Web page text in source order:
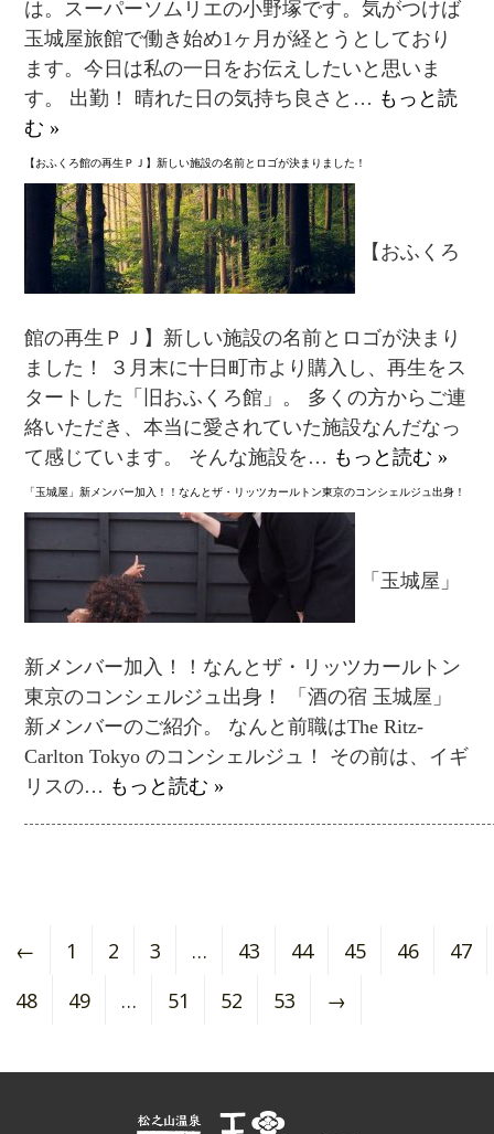
は。スーパーソムリエの小野塚です。気がつけば
玉城屋旅館で働き始め1ヶ月が経とうとしており
ます。今日は私の一日をお伝えしたいと思いま
す。 出勤！ 晴れた日の気持ち良さと… もっと読
む »
【おふくろ館の再生ＰＪ】新しい施設の名前とロゴが決まりました！
【おふくろ
館の再生ＰＪ】新しい施設の名前とロゴが決まり
ました！ ３月末に十日町市より購入し、再生をス
タートした「旧おふくろ館」。 多くの方からご連
絡いただき、本当に愛されていた施設なんだなっ
て感じています。 そんな施設を… もっと読む »
「玉城屋」新メンバー加入！！なんとザ・リッツカールトン東京のコンシェルジュ出身！
「玉城屋」
新メンバー加入！！なんとザ・リッツカールトン
東京のコンシェルジュ出身！ 「酒の宿 玉城屋」
新メンバーのご紹介。 なんと前職はThe Ritz-
Carlton Tokyo のコンシェルジュ！ その前は、イギ
リスの… もっと読む »
← 1 2 3 … 43 44 45 46
47
48
49 … 51 52 53 →